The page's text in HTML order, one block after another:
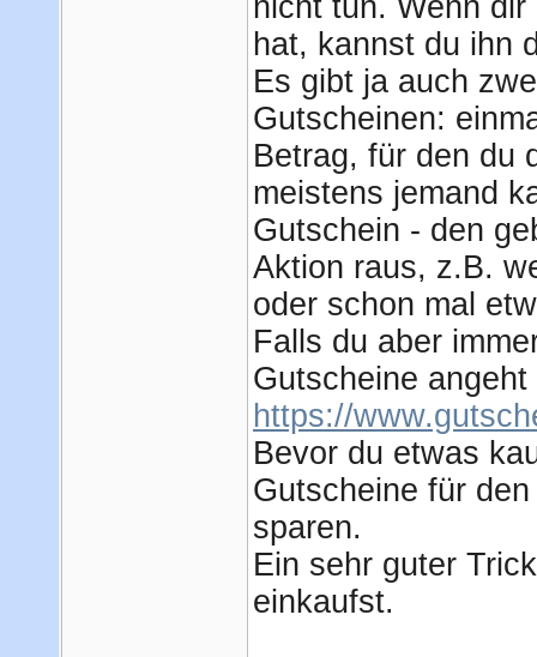
nicht tun. Wenn
hat, kannst du ihn
Es gibt ja auch
Gutscheinen:
Betrag, für den du
meistens jemand
Gutschein - den
Aktion raus, z.B.
oder schon mal
Falls du aber
Gutscheine
https://
Bevor du etwas
Gutscheine für
sparen.
Ein sehr guter
einkaufst.